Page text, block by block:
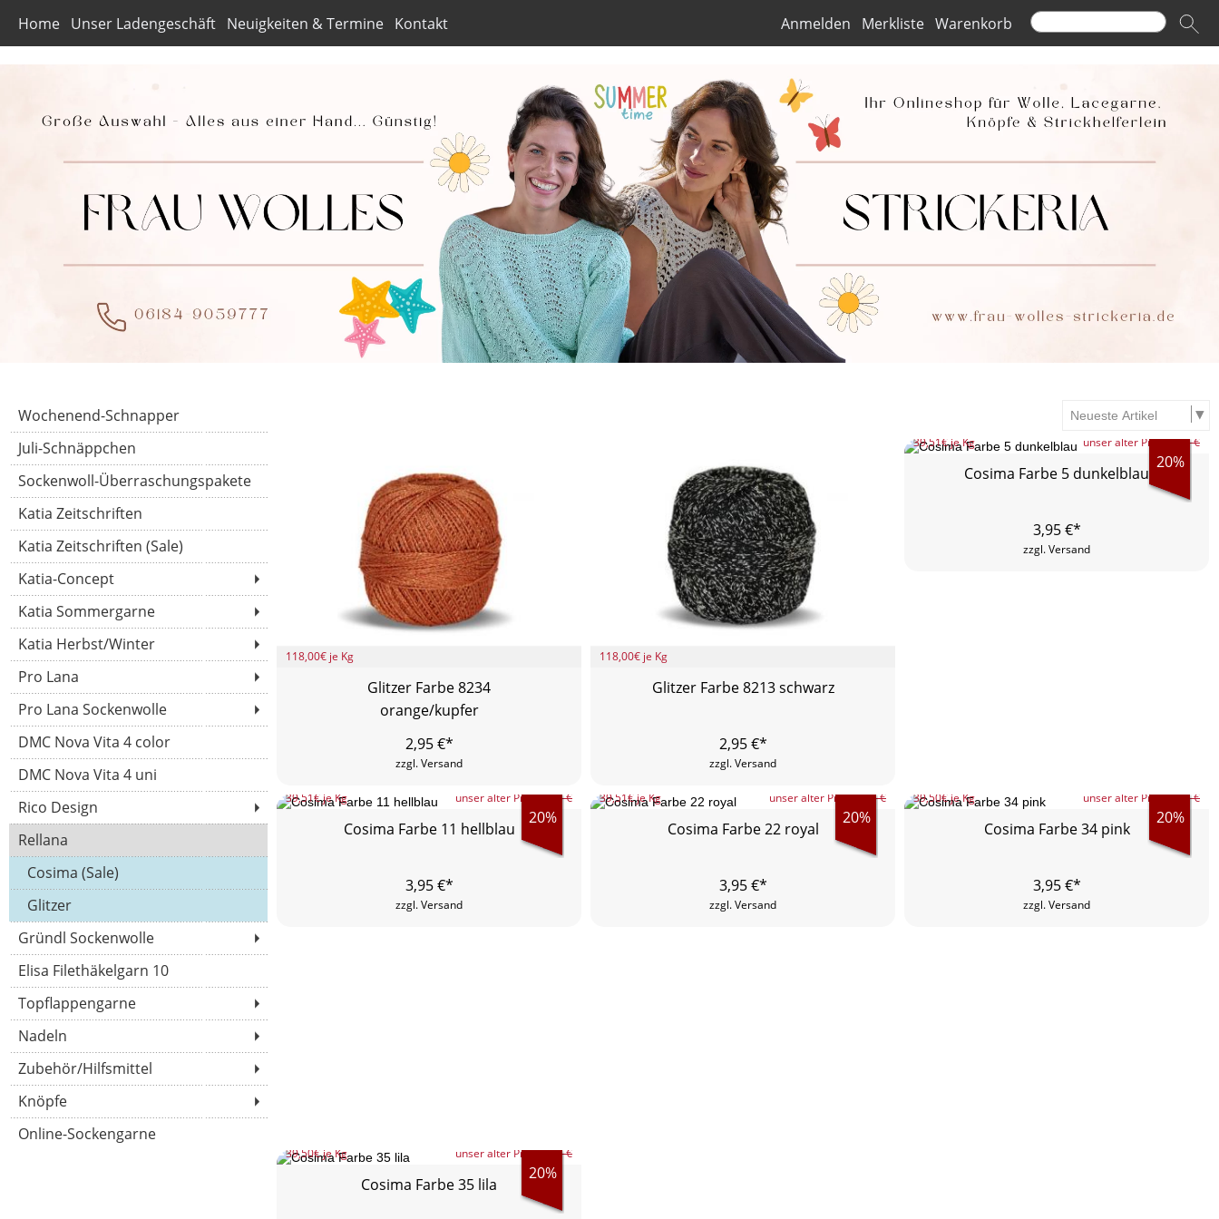
Home Unser Ladengeschäft Neuigkeiten & Termine Kontakt Anmelden Merkliste Warenkorb
Wochenend-Schnapper
Juli-Schnäppchen
Sockenwoll-Überraschungspakete
Katia Zeitschriften
Katia Zeitschriften (Sale)
Katia-Concept
Katia Sommergarne
Katia Herbst/Winter
Pro Lana
Pro Lana Sockenwolle
DMC Nova Vita 4 color
DMC Nova Vita 4 uni
Rico Design
Rellana
Cosima (Sale)
Glitzer
Gründl Sockenwolle
Elisa Filethäkelgarn 10
Topflappengarne
Nadeln
Zubehör/Hilfsmittel
Knöpfe
Online-Sockengarne
118,00€ je Kg
Glitzer Farbe 8234
orange/kupfer
zzgl. Versand
2,95€*
118,00€ je Kg
Glitzer Farbe 8213 schwarz
zzgl. Versand
2,95€*
39,51€ je Kg unser alter Preis4,95 €
Cosima Farbe 5 dunkelblau
zzgl. Versand
3,95€*
20%
39,51€ je Kg unser alter Preis4,95 €
Cosima Farbe 11 hellblau
zzgl. Versand
3,95€*
20%
39,51€ je Kg unser alter Preis4,95 €
Cosima Farbe 22 royal
zzgl. Versand
3,95€*
20%
39,50€ je Kg unser alter Preis4,95 €
Cosima Farbe 34 pink
zzgl. Versand
3,95€*
20%
39,50€ je Kg unser alter Preis4,95 €
Cosima Farbe 35 lila
20%